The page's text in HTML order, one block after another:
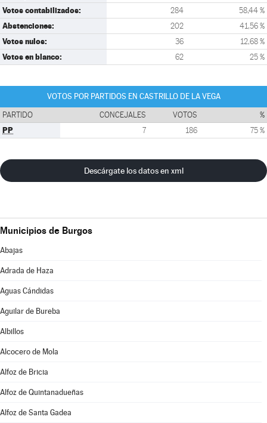
Votos contabilizados: 284 58,44 %
Abstenciones: 202 41,56 %
Votos nulos: 36 12,68 %
Votos en blanco: 62 25 %
VOTOS POR PARTIDOS EN CASTRILLO DE LA VEGA
PARTIDO CONCEJALES VOTOS %
PP 7 186 75 %
Descárgate los datos en xml
Municipios de Burgos
Abajas
Adrada de Haza
Aguas Cándidas
Aguilar de Bureba
Albillos
Alcocero de Mola
Alfoz de Bricia
Alfoz de Quintanadueñas
Alfoz de Santa Gadea